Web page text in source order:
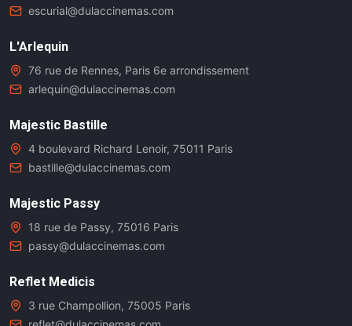
escurial@dulaccinemas.com
L'Arlequin
76 rue de Rennes, Paris 6e arrondissement
arlequin@dulaccinemas.com
Majestic Bastille
4 boulevard Richard Lenoir, 75011 Paris
bastille@dulaccinemas.com
Majestic Passy
18 rue de Passy, 75016 Paris
passy@dulaccinemas.com
Reflet Medicis
3 rue Champollion, 75005 Paris